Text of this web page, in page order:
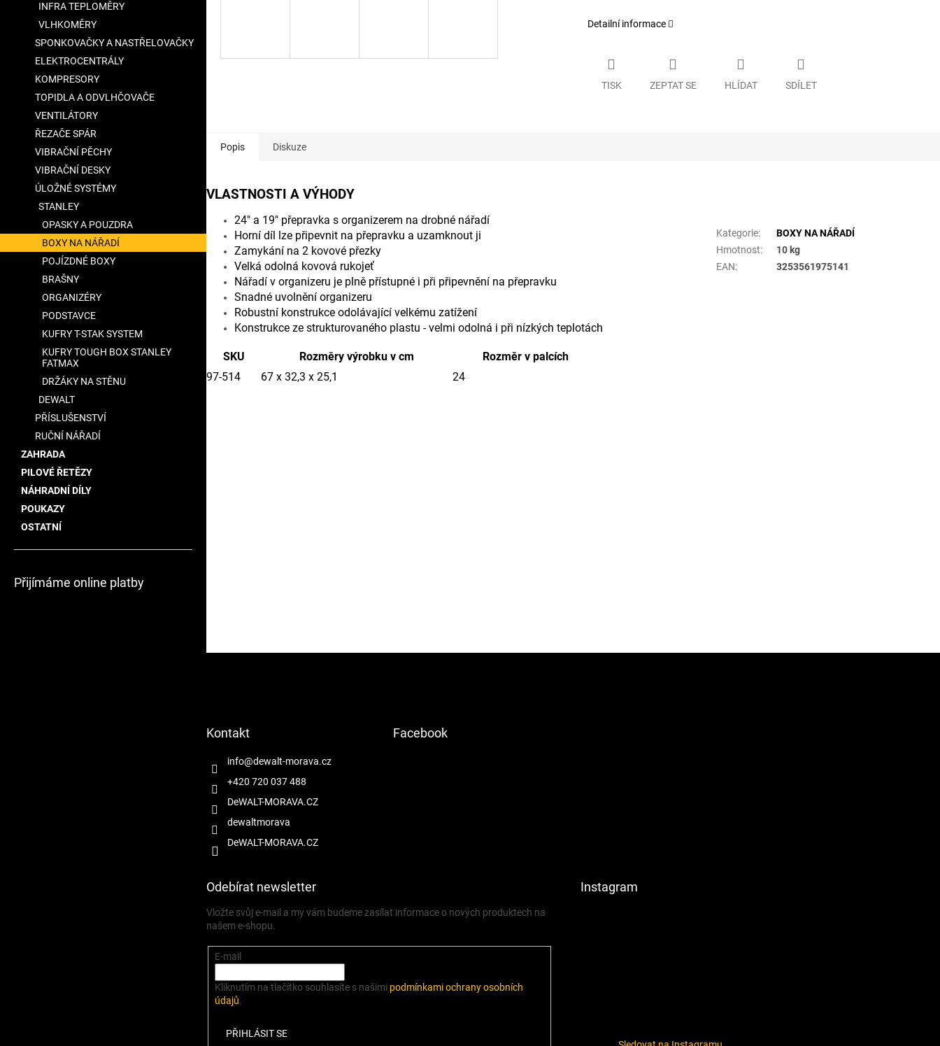
INFRA TEPLOMĚRY
VLHKOMĚRY
SPONKOVAČKY A NASTŘELOVAČKY
ELEKTROCENTRÁLY
KOMPRESORY
TOPIDLA A ODVLHČOVAČE
VENTILÁTORY
ŘEZAČE SPÁR
VIBRAČNÍ PĚCHY
VIBRAČNÍ DESKY
ÚLOŽNÉ SYSTÉMY
STANLEY
OPASKY A POUZDRA
BOXY NA NÁŘADÍ
POJÍZDNÉ BOXY
BRAŠNY
ORGANIZÉRY
PODSTAVCE
KUFRY T-STAK SYSTEM
KUFRY TOUGH BOX STANLEY
FATMAX
DRŽÁKY NA STĚNU
DEWALT
PŘÍSLUŠENSTVÍ
RUČNÍ NÁŘADÍ
ZAHRADA
PILOVÉ ŘETĚZY
NÁHRADNÍ DÍLY
POUKAZY
OSTATNÍ
Přijímáme online platby
Detailní informace
TISK ZEPTAT SE HLÍDAT SDÍLET
Popis Diskuze
VLASTNOSTI A VÝHODY
24" a 19" přepravka s organizerem na drobné nářadí
Horní díl lze připevnit na přepravku a uzamknout ji
Zamykání na 2 kovové přezky
Velká odolná kovová rukojeť
Nářadí v organizeru je plně přístupné i při připevnění na přepravku
Snadné uvolnění organizeru
Robustní konstrukce odolávající velkému zatížení
Konstrukce ze strukturovaného plastu - velmi odolná i při nízkých teplotách
SKU Rozměry výrobku v cm
Rozměr v palcích
97-514
67 x 32,3 x 25,1 24
Kategorie:
BOXY NA NÁŘADÍ
Hmotnost:
10 kg
EAN: 3253561975141
Kontakt
info@dewalt-morava.cz
+420 720 037 488
DeWALT-MORAVA.CZ
dewaltmorava
DeWALT-MORAVA.CZ
Facebook
Odebírat newsletter
Vložte svůj e-mail a my vám budeme zasílat informace o nových produktech na
našem e-shopu.
E-mail
Kliknutím na tlačítko souhlasíte s našimi podmínkami ochrany osobních
údajů.
PŘIHLÁSIT SE
Instagram